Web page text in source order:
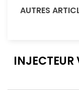
AUTRES